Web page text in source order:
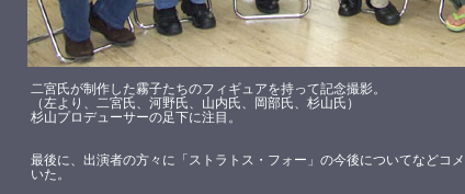
二宮氏が制作した霧子たちのフィギュアを持って記念撮影。
（左より、二宮氏、河野氏、山内氏、岡部氏、杉山氏）
杉山プロデューサーの足下に注目。
最後に、出演者の方々に「ストラトス・フォー」の今後についてなどコ
いた。